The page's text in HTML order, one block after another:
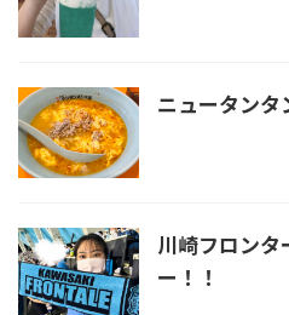
ニュータンタ
川崎フロンタ
ー！！